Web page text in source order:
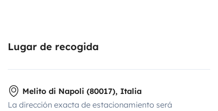
Lugar de recogida
Melito di Napoli (80017), Italia
La dirección exacta de estacionamiento será